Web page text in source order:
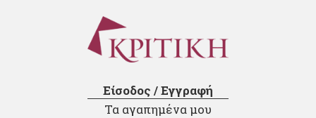
Είσοδος / Εγγραφή
Τα αγαπημένα μου